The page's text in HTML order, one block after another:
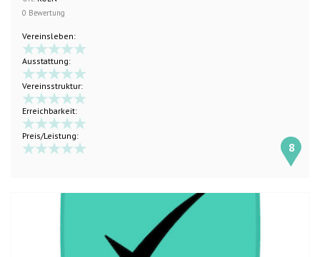
0 Bewertung
Vereinsleben:
Ausstattung:
Vereinsstruktur:
Erreichbarkeit:
Preis/Leistung:
8